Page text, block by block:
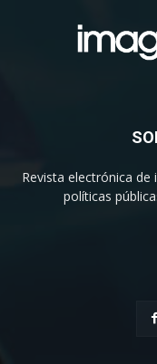
Revista electrónica
políticas